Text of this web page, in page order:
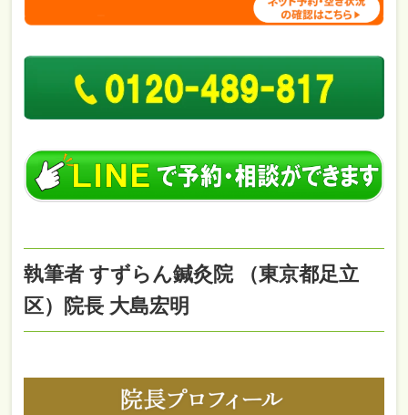
執筆者 すずらん鍼灸院 （東京都足立
区）院長 大島宏明